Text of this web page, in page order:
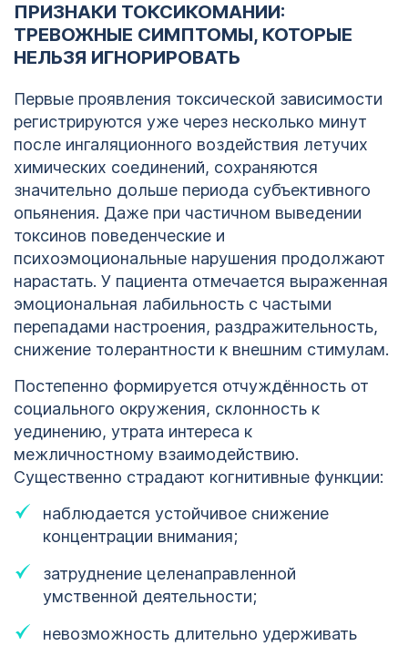
ПРИЗНАКИ ТОКСИКОМАНИИ:
ТРЕВОЖНЫЕ СИМПТОМЫ, КОТОРЫЕ
НЕЛЬЗЯ ИГНОРИРОВАТЬ
Первые проявления токсической зависимости
регистрируются уже через несколько минут
после ингаляционного воздействия летучих
химических соединений, сохраняются
значительно дольше периода субъективного
опьянения. Даже при частичном выведении
токсинов поведенческие и
психоэмоциональные нарушения продолжают
нарастать. У пациента отмечается выраженная
эмоциональная лабильность с частыми
перепадами настроения, раздражительность,
снижение толерантности к внешним стимулам.
Постепенно формируется отчуждённость от
социального окружения, склонность к
уединению, утрата интереса к
межличностному взаимодействию.
Существенно страдают когнитивные функции:
наблюдается устойчивое снижение
концентрации внимания;
затруднение целенаправленной
умственной деятельности;
невозможность длительно удерживать